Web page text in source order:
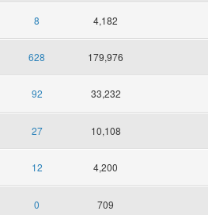
8 4,182
628 179,976
92 33,232
27 10,108
12 4,200
0 709